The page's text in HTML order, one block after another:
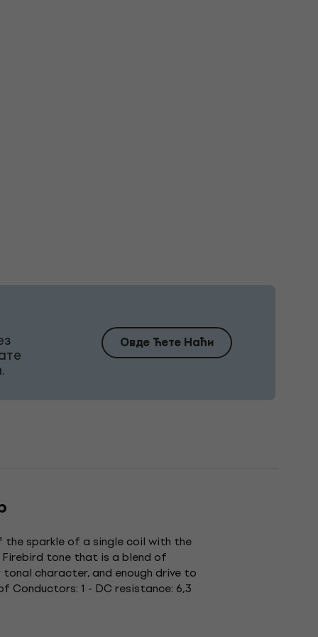
Овде Ћете Наћи
the sparkle of a single coil with the
Firebird tone that is a blend of
character, and enough drive to
Conductors: 1 - DC resistance: 6,3